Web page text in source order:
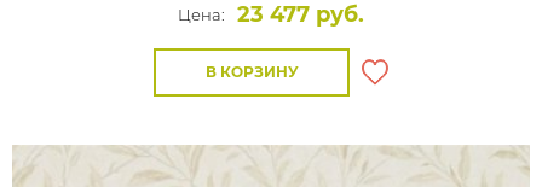
Цена:
23 477 руб.
В КОРЗИНУ